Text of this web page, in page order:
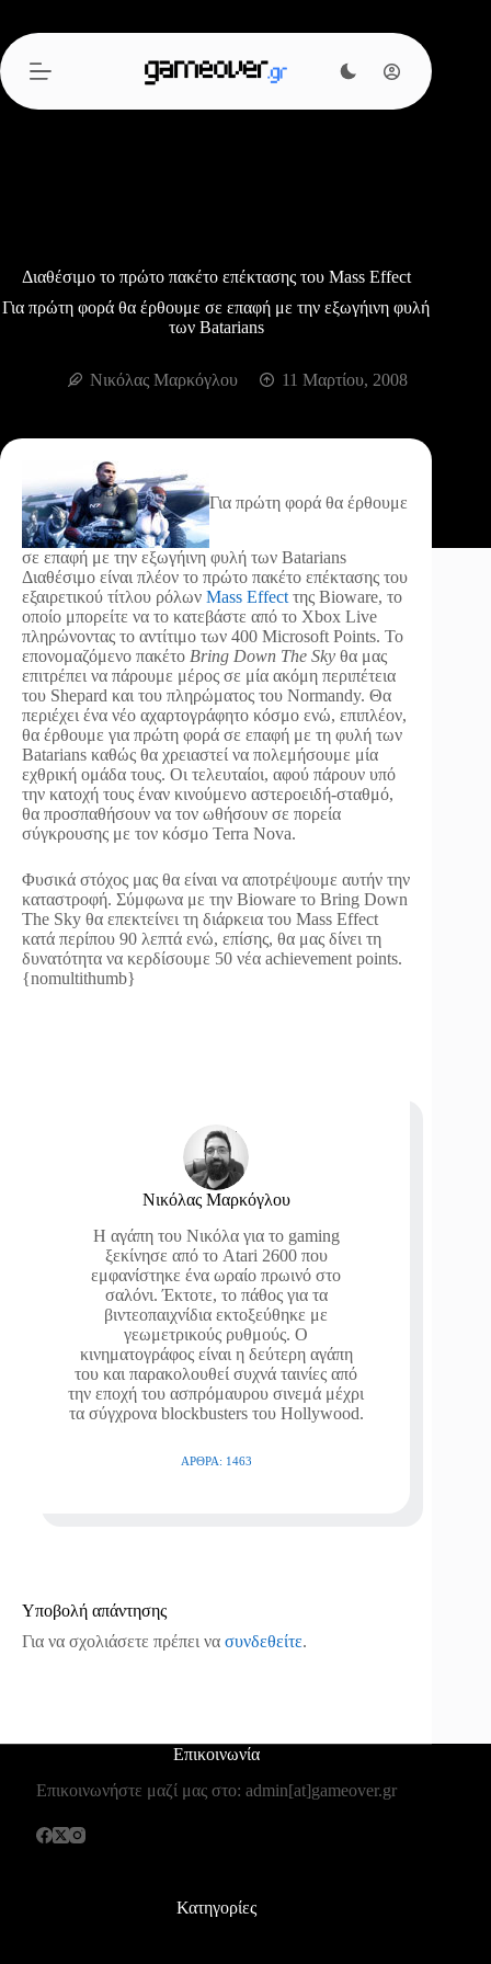
περιεχόμενο
Διαθέσιμο το πρώτο πακέτο επέκτασης του Mass Effect
Για πρώτη φορά θα έρθουμε σε επαφή με την εξωγήινη φυλή
των Batarians
Νικόλας Μαρκόγλου 11 Μαρτίου, 2008
Για πρώτη φορά θα έρθουμε
σε επαφή με την εξωγήινη φυλή των Batarians
Διαθέσιμο είναι πλέον το πρώτο πακέτο επέκτασης του
εξαιρετικού τίτλου ρόλων Mass Effect της Bioware, το
οποίο μπορείτε να το κατεβάστε από το Xbox Live
πληρώνοντας το αντίτιμο των 400 Microsoft Points. Το
επονομαζόμενο πακέτο Bring Down The Sky θα μας
επιτρέπει να πάρουμε μέρος σε μία ακόμη περιπέτεια
του Shepard και του πληρώματος του Normandy. Θα
περιέχει ένα νέο αχαρτογράφητο κόσμο ενώ, επιπλέον,
θα έρθουμε για πρώτη φορά σε επαφή με τη φυλή των
Batarians καθώς θα χρειαστεί να πολεμήσουμε μία
εχθρική ομάδα τους. Οι τελευταίοι, αφού πάρουν υπό
την κατοχή τους έναν κινούμενο αστεροειδή-σταθμό,
θα προσπαθήσουν να τον ωθήσουν σε πορεία
σύγκρουσης με τον κόσμο Terra Nova.
Φυσικά στόχος μας θα είναι να αποτρέψουμε αυτήν την
καταστροφή. Σύμφωνα με την Bioware το Bring Down
The Sky θα επεκτείνει τη διάρκεια του Mass Effect
κατά περίπου 90 λεπτά ενώ, επίσης, θα μας δίνει τη
δυνατότητα να κερδίσουμε 50 νέα achievement points.
{nomultithumb}
Νικόλας Μαρκόγλου
Η αγάπη του Νικόλα για το gaming
ξεκίνησε από το Atari 2600 που
εμφανίστηκε ένα ωραίο πρωινό στο
σαλόνι. Έκτοτε, το πάθος για τα
βιντεοπαιχνίδια εκτοξεύθηκε με
γεωμετρικούς ρυθμούς. Ο
κινηματογράφος είναι η δεύτερη αγάπη
του και παρακολουθεί συχνά ταινίες από
την εποχή του ασπρόμαυρου σινεμά μέχρι
τα σύγχρονα blockbusters του Hollywood.
ΆΡΘΡΑ: 1463
Υποβολή απάντησης
Για να σχολιάσετε πρέπει να συνδεθείτε.
Επικοινωνία
Επικοινωνήστε μαζί μας στο: admin[at]gameover.gr
Κατηγορίες